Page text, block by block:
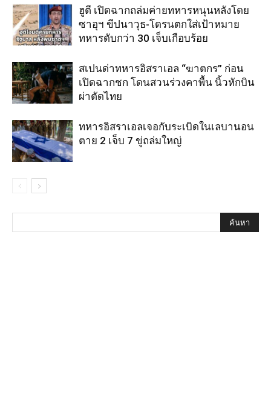
ฮูตี เปิดฉากถล่มค่ายทหารหนุนหลังโดย
ซาอุฯ ขีปนาวุธ-โดรนตกใส่เป้าหมาย
ทหารดับกว่า 30 เจ็บเกือบร้อย
สเปนด่าทหารอิสราเอล “ฆาตกร” ก่อน
เปิดฉากชก โดนสวนร่วงคาพื้น นิ้วหักบิน
ผ่าตัดไทย
ทหารอิสราเอลเจอกับระเบิดในเลบานอน
ตาย 2 เจ็บ 7 ขู่ถล่มใหญ่